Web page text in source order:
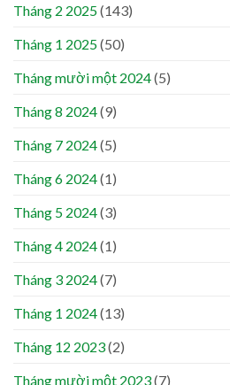
Tháng 2 2025(143)
Tháng 1 2025(50)
Tháng mười một 2024(5)
Tháng 8 2024(9)
Tháng 7 2024(5)
Tháng 6 2024(1)
Tháng 5 2024(3)
Tháng 4 2024(1)
Tháng 3 2024(7)
Tháng 1 2024(13)
Tháng 12 2023(2)
Tháng mười một 2023(7)